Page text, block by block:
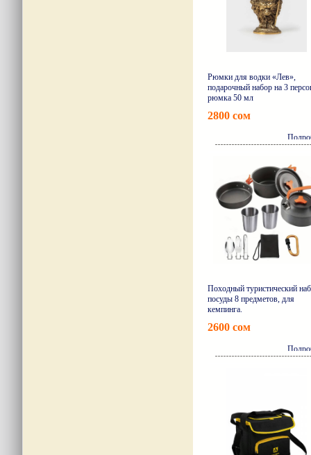
Рюмки для водки «Лев»,
подарочный набор на 3
рюмка 50 мл
2800 сом
Походный туристический
посуды 8 предметов, для
кемпинга.
2600 сом